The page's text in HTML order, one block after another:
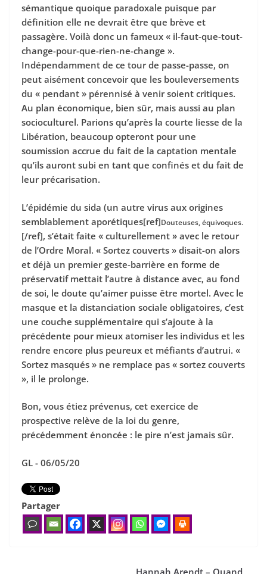
sémantique quoique paradoxale puisque par
définition elle ne devrait être que brève et
passagère. Voilà donc un fameux « il-faut-que-tout-
change-pour-que-rien-ne-change ».
Indépendamment de ce tour de passe-passe, on
peut aisément concevoir que les bouleversements
du « pendant » pérennisé à venir soient critiques.
Au plan économique, bien sûr, mais aussi au plan
socioculturel. Parions qu’après la courte liesse de la
Libération, beaucoup opteront pour une
soumission accrue du fait de la captation mentale
qu’ils auront subi en tant que confinés et du fait de
leur précarisation.
L’épidémie du sida (un autre virus aux origines
semblablement aporétiques[ref]Douteuses, équivoques.
[/ref], s’était faite « culturellement » avec le retour
de l’Ordre Moral. « Sortez couverts » disait-on alors
et déjà un premier geste-barrière en forme de
préservatif mettait l’autre à distance avec, au fond
de soi, le doute qu’aimer puisse être mortel. Avec le
masque et la distanciation sociale obligatoires, c’est
une couche supplémentaire qui s’ajoute à la
précédente pour mieux atomiser les individus et les
rendre encore plus peureux et méfiants d’autrui. «
Sortez masqués » ne remplace pas « sortez couverts
», il le prolonge.
Bon, vous étiez prévenus, cet exercice de
prospective relève de la loi du genre,
précédemment énoncée : le pire n’est jamais sûr.
GL - 06/05/20
Partager
Hannah Arendt – Quand